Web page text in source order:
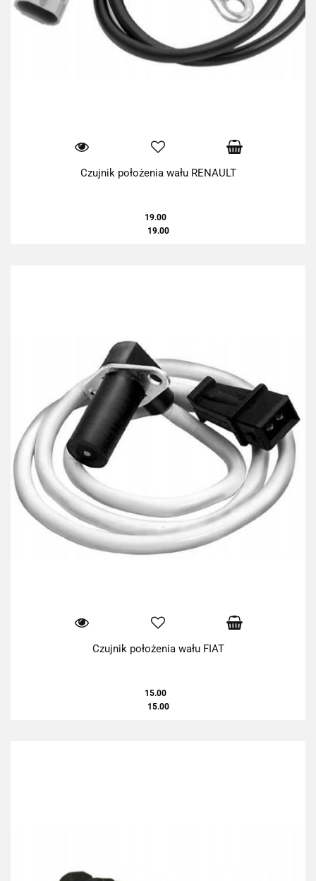
Czujnik położenia wału RENAULT
19.00
19.00
Czujnik położenia wału FIAT
15.00
15.00